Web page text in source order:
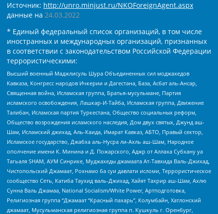
Источник: http://unro.minjust.ru/NKOForeignAgent.aspx
данные на 24.03.2022
* Единый федеральный список организаций, в том числе
иностранных и международных организаций, признанных
в соответствии с законодательством Российской Федерации
террористическими:
Высший военный Маджлисуль Шура Объединенных сил моджахедов
Кавказа, Конгресс народов Ичкерии и Дагестана, База, Асбат аль-Ансар,
Священная война, Исламская группа, Братья-мусульмане, Партия
исламского освобождения, Лашкар-И-Тайба, Исламская группа, Движение
Талибан, Исламская партия Туркестана, Общество социальных реформ,
Общество возрождения исламского наследия, Дом двух святых, Джунд аш-
Шам, Исламский джихад, Аль-Каида, Имарат Кавказ, АБТО, Правый сектор,
Исламское государство, Джабха аль-Нусра ли-Ахль аш-Шам, Народное
ополчение имени К. Минина и Д. Пожарского, Аджр от Аллаха Субхану уа
Тагьаля SHAM, АУМ Синрике, Муджахеды джамаата Ат-Тавхида Валь-Джихад,
Чистопольский Джамаат, Рохнамо ба суи давлати исломи, Террористическое
сообщество Сеть, Катиба Таухид валь-Джихад, Хайят Тахрир аш-Шам, Ахлю
Сунна Валь Джамаа, National Socialism/White Power, Артподготовка,
Религиозная группа “Джамаат “Красный пахарь”, Колумбайн, Хатлонский
джамаат, Мусульманская религиозная группа п. Кушкуль г. Оренбург,